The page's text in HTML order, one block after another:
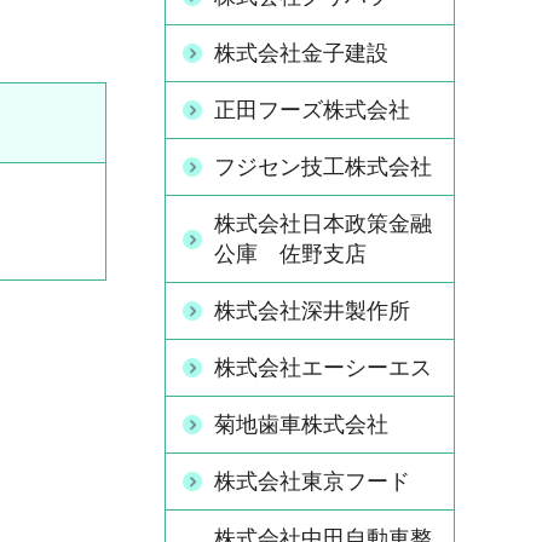
株式会社金子建設
正田フーズ株式会社
フジセン技工株式会社
株式会社日本政策金融
公庫 佐野支店
株式会社深井製作所
株式会社エーシーエス
菊地歯車株式会社
株式会社東京フード